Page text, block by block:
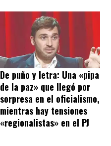
De puño y letra: Una «pipa
de la paz» que llegó por
sorpresa en el oficialismo,
mientras hay tensiones
«regionalistas» en el PJ